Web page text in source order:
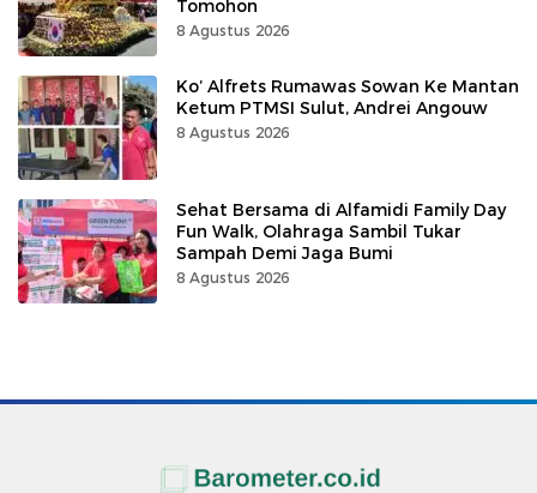
Tomohon
8 Agustus 2026
Ko’ Alfrets Rumawas Sowan Ke Mantan
Ketum PTMSI Sulut, Andrei Angouw
8 Agustus 2026
Sehat Bersama di Alfamidi Family Day
Fun Walk, Olahraga Sambil Tukar
Sampah Demi Jaga Bumi
8 Agustus 2026